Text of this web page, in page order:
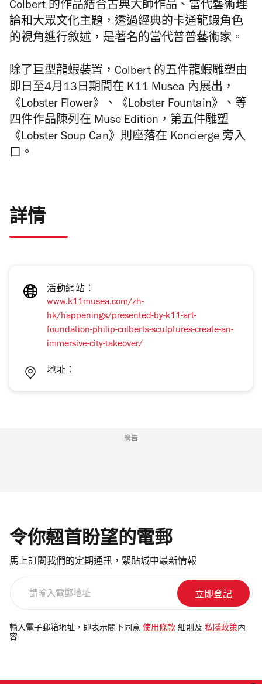
Colbert 的作品結合古典大師作品、當代藝術理
論和大眾文化主題，透過經典的卡通龍蝦角色
的視角進行敘述，是著名的當代普普藝術家。
除了巨型龍蝦裝置，Colbert 的五件龍蝦雕塑由
即日至4月13日期間在 K11 Musea 內展出，
《Lobster Flower》、《Lobster Fountain》、等
四件作品陳列在 Muse Edition，第五件雕塑
《Lobster Soup Can》則座落在 Koncierge 旁入
口。
詳情
活動網站：
www.k11musea.com/zh-
hk/happenings/presented-by-k11-art-
foundation-philip-colberts-sculptures-create-an-
immersive-city-takeover/
地址：
廣告
令你翹首盼望的電郵
馬上訂閱我們的定期通訊，緊貼城中最新情報
電
郵
輸入電子郵箱地址，即表示閣下同意 使用條款 細則及 私隱政策 內
容